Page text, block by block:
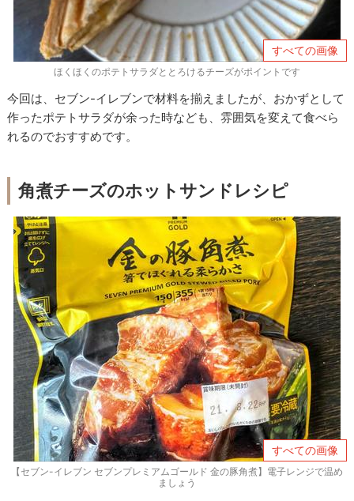
すべての画像
ほくほくのポテトサラダととろけるチーズがポイントです
今回は、セブン-イレブンで材料を揃えましたが、おかずとして
作ったポテトサラダが余った時なども、雰囲気を変えて食べら
れるのでおすすめです。
角煮チーズのホットサンドレシピ
すべての画像
【セブン-イレブン セブンプレミアムゴールド 金の豚角煮】電子レンジで温め
ましょう